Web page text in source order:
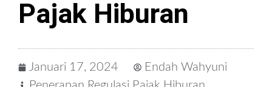
Pajak Hiburan
Januari 17, 2024
Endah Wahyuni